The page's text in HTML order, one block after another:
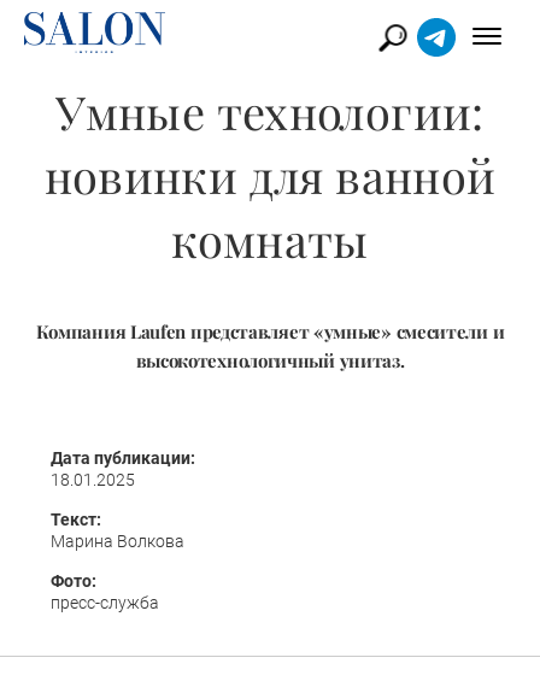
Умные технологии:
новинки для ванной
комнаты
Компания Laufen представляет «умные» смесители и
высокотехнологичный унитаз.
Дата публикации:
18.01.2025
Текст:
Марина Волкова
Фото:
пресс-служба